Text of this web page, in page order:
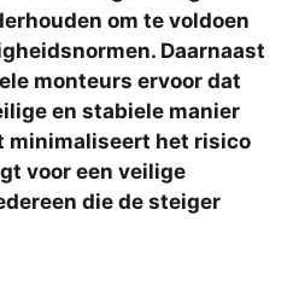
om te voldoen
Daarnaast
monteurs ervoor dat
en stabiele manier
minimaliseert het risico
voor een veilige
die de steiger